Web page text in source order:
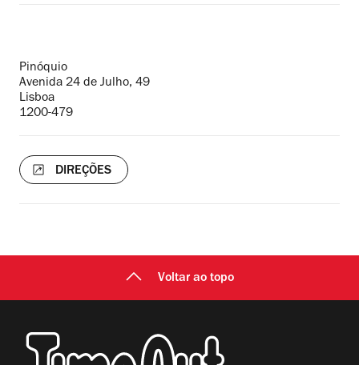
Endereço
Pinóquio
Avenida 24 de Julho, 49
Lisboa
1200-479
DIREÇÕES
Voltar ao topo